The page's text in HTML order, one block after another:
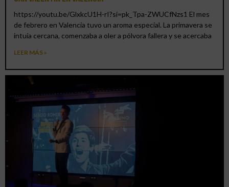
https://youtu.be/GlxkcU1H-rI?si=pk_Tpa-ZWUCfNzs1 El mes
de febrero en Valencia tuvo un aroma especial. La primavera se
intuía cercana, comenzaba a oler a pólvora fallera y se acercaba
LEER MÁS »